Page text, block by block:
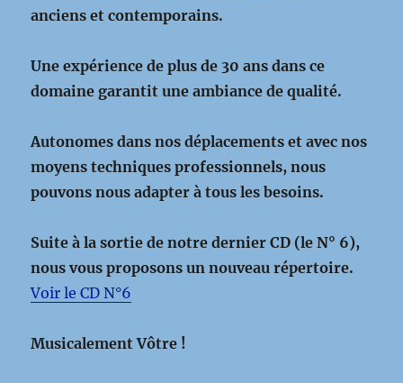
anciens et contemporains.
Une expérience de plus de 30 ans dans ce
domaine garantit une ambiance de qualité.
Autonomes dans nos déplacements et avec nos
moyens techniques professionnels, nous
pouvons nous adapter à tous les besoins.
Suite à la sortie de notre dernier CD (le N° 6),
nous vous proposons un nouveau répertoire.
Voir le CD N°6
Musicalement Vôtre !